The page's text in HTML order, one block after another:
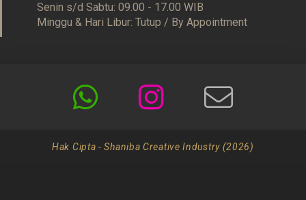
Senin s/d Sabtu: 09.00 - 17.00 WIB
Minggu & Hari Libur: Tutup / By Appointment
Hak Cipta - Shaniba Creative Industry (2026)